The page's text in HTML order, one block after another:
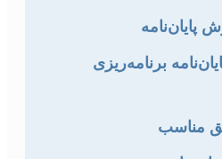
پایان‌نامه
برنامه‌ریزی
مناسب